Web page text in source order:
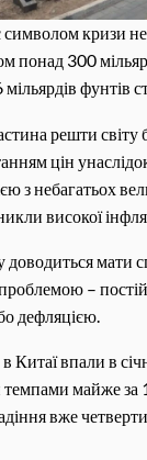
кризи
понад 300
фунтів
решти світу
цін
з небагатьох
високої
мати
–
дефляцією.
Китаї впали в
майже за
вже